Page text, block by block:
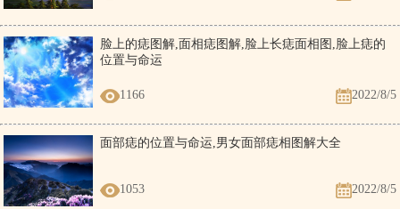
脸上的痣图解,面相痣图解,脸上长痣面相图,脸上痣的
位置与命运
1166 2022/8/5
面部痣的位置与命运,男女面部痣相图解大全
1053 2022/8/5